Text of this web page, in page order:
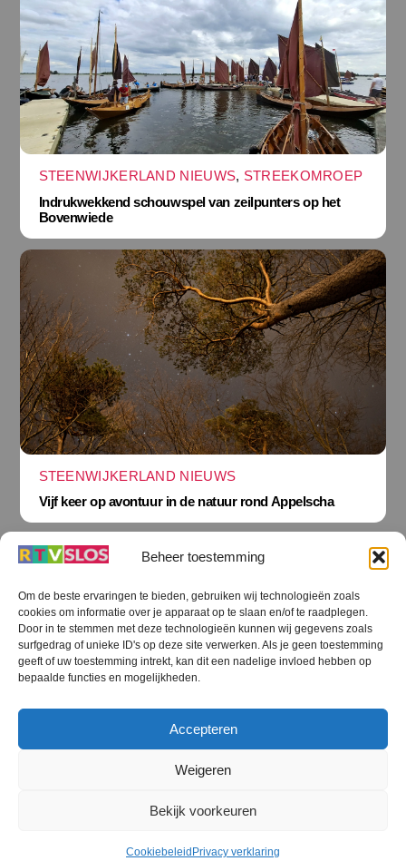
Beheer toestemming
Om de beste ervaringen te bieden, gebruiken wij technologieën zoals
cookies om informatie over je apparaat op te slaan en/of te raadplegen.
Door in te stemmen met deze technologieën kunnen wij gegevens zoals
surfgedrag of unieke ID's op deze site verwerken. Als je geen toestemming
geeft of uw toestemming intrekt, kan dit een nadelige invloed hebben op
bepaalde functies en mogelijkheden.
Accepteren
Weigeren
Bekijk voorkeuren
Cookiebeleid Privacy verklaring
STEENWIJKERLAND NIEUWS, STREEKOMROEP
Indrukwekkend schouwspel van zeilpunters op het
Bovenwiede
STEENWIJKERLAND NIEUWS
Vijf keer op avontuur in de natuur rond Appelscha
Terug
naar
boven
RTV SLOS
RTV SLOS ANBI